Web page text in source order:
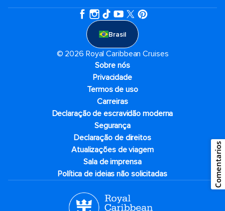
Brasil
© 2026 Royal Caribbean Cruises
Sobre nós
Privacidade
Termos de uso
Carreiras
Declaração de escravidão moderna
Segurança
Declaração de direitos
Atualizações de viagem
Sala de imprensa
Política de ideias não solicitadas
Comentarios